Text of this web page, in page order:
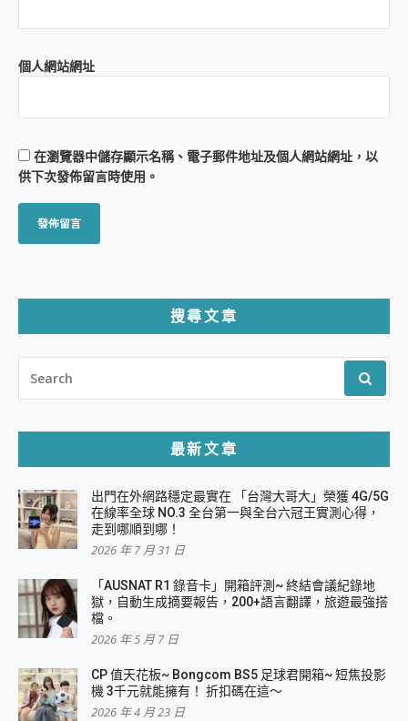
個人網站網址
在瀏覽器中儲存顯示名稱、電子郵件地址及個人網站網址，以
供下次發佈留言時使用。
搜尋文章
FOR:
最新文章
出門在外網路穩定最實在 「台灣大哥大」榮獲 4G/5G
在線率全球 NO.3 全台第一與全台六冠王實測心得，
走到哪順到哪！
2026 年 7 月 31 日
「AUSNAT R1 錄音卡」開箱評測~ 終結會議紀錄地
獄，自動生成摘要報告，200+語言翻譯，旅遊最強搭
檔。
2026 年 5 月 7 日
CP 值天花板~ Bongcom BS5 足球君開箱~ 短焦投影
機 3千元就能擁有！ 折扣碼在這～
2026 年 4 月 23 日